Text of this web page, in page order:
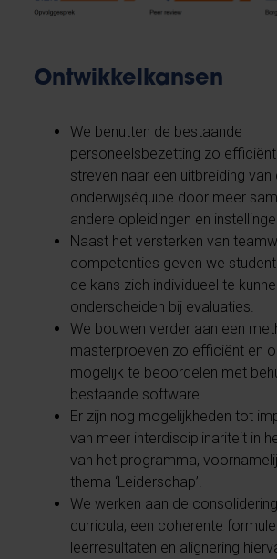
Ontwikkelkansen
We benutten de bestaande
personeelsbezetting zo
streven naar een uitbreiding van
onderwijséquipe door meer
andere opleidingen en
Naast het versterken van
competenties geven we
de kans zich individueel te
onderscheiden bij evaluaties.
We bouwen verder aan een
masterproeven zo efficiënt en
mogelijk te beoordelen met
bestaande software.
Er zijn nog mogelijkheden tot
van meer interdisciplinariteit in
van het programma,
thema ‘Leiderschap’.
We werken aan de
curricula, een coherente
leerresultaten en alignering